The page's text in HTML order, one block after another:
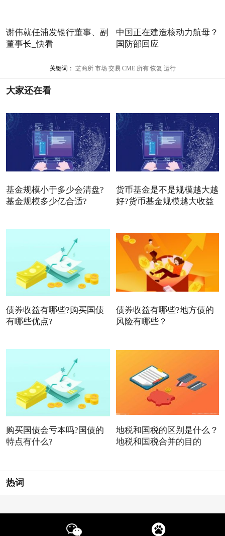
谢伟就任浦发银行董事、副
董事长_快看
中国正在建造核动力航母？
国防部回应
关键词： 芝商所 市场 交易 CME 所有 恢复 运行
大家还在看
基金规模小于多少会清盘?
基金规模多少亿合适?
货币基金是不是规模越大越
好?货币基金规模越大收益
债券收益有哪些?购买国债
有哪些优点?
债券收益有哪些?地方债的
风险有哪些？
购买国债会亏本吗?国债的
特点有什么?
地税和国税的区别是什么？
地税和国税合并的目的
热词